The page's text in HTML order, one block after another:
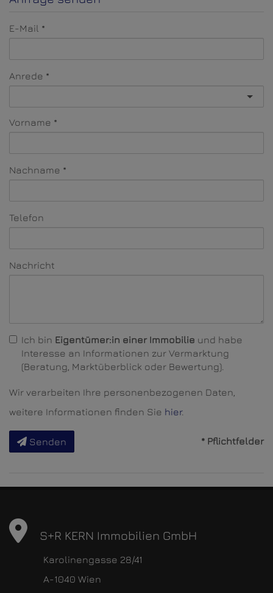
E-Mail
Anrede
Vorname
Nachname
Telefon
Nachricht
Ich bin Eigentümer:in einer Immobilie und habe
Interesse an Informationen zur Vermarktung
(Beratung, Marktüberblick oder Bewertung).
Wir verarbeiten Ihre personenbezogenen Daten,
weitere Informationen finden Sie hier.
Senden * Pflichtfelder
S+R KERN Immobilien GmbH
Karolinengasse 28/41
A-1040 Wien